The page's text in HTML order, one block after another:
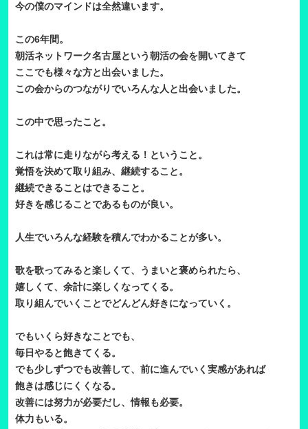
今の僕のマインドは全然違います。
この6年間。
朝活ネットワーク名古屋という朝活の会を開いてきて
ここでも様々な方と出会いました。
この会からのつながりでいろんな人と出会いました。
この中で思ったこと。
これは常に走りながら考える！ということ。
覚悟を決めて取り組み、継続すること。
継続できることはできること。
好きを感じることであるものが良い。
人生でいろんな経験を積んでわかることが多い。
歌を歌ってみると楽しくて、うまいと褒められたら、
嬉しくて、余計に楽しくなってくる。
取り組んでいくことでどんどん好きになっていく。
でもいくら好きなことでも、
毎日やると飽きてくる。
でも少しずつでも改善して、前に進んでいく実感があれば
飽きは感じにくくなる。
改善には努力が必要だし、情報も必要。
体力もいる。